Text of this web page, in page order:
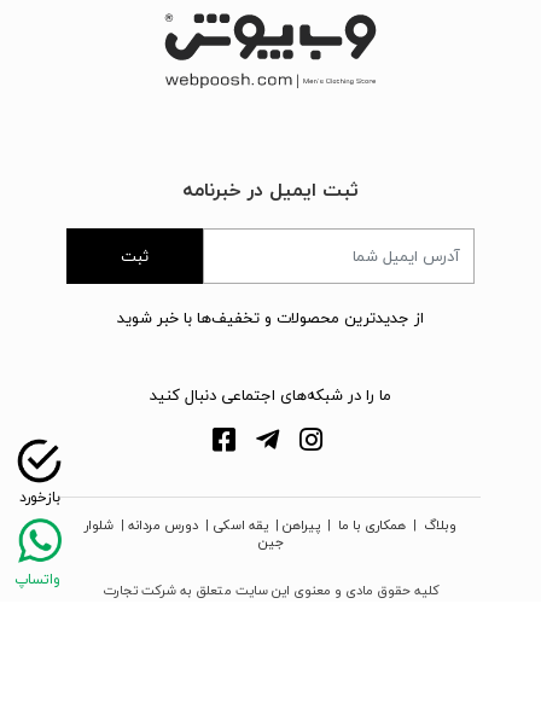
ثبت ایمیل در خبرنامه
ثبت
از جدیدترین محصولات و تخفیف‌ها با خبر شوید
ما را در شبکه‌های اجتماعی دنبال کنید
وبلاگ | همکاری با ما | پیراهن | یقه اسکی | دورس مردانه | شلوار
جین
کلیه حقوق مادی و معنوی این سایت متعلق به شرکت تجارت